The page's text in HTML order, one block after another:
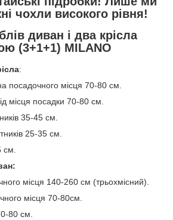
чохли високого рівня!
диван і два крісла
(3+1+1) MILANO
:
посадочного місця 70-80 см.
місця посадки 70-80 см.
35-45 см.
25-35 см.
місця 140-260 см (трьохмісний).
місця 70-80см.
80 см.